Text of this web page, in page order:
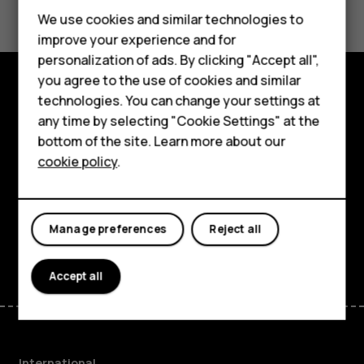
Feature phones
Phones for kids
Accessories
HMD Terra M
For business
Tablets
Yes No
Explore
About
Support
FacebookInstagram
TiktokYoutubeLinkedinDiscord
We use cookies and similar technologies to
improve your experience and for
personalization of ads. By clicking "Accept all",
you agree to the use of cookies and similar
technologies. You can change your settings at
any time by selecting "Cookie Settings" at the
bottom of the site. Learn more about our
cookie policy.
Reject all
Manage preferences
Accept all